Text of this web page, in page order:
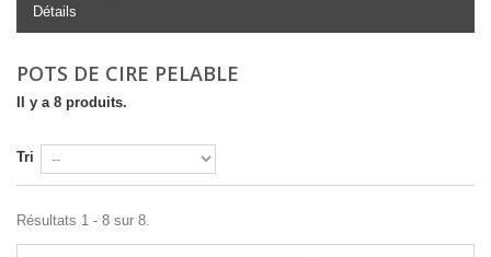
Détails
POTS DE CIRE PELABLE
Il y a 8 produits.
Tri
Résultats 1 - 8 sur 8.